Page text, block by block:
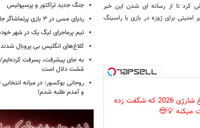
کرد تا از رسانه ای شدن این خبر
امنیتی برای ژوزه در بازی با راسینگ
پرکاربردترین چراغ شارژی 2026 که شگفت زده
میکنه 💡😍
جنگ جدید تراکتور و پرسپولیس
ردپای مسی در ۳ بازی پرتماشاگر جام‌جهانی!
تیم پرماجرای لیگ یک در شهر
کلاغ‌های انگلیس بی پروبال شدند
به جای پیشرفت، پسرفت
مُشت دلال است
روحانی بوکسور: در میانه
و آمدم طلبه شدم!